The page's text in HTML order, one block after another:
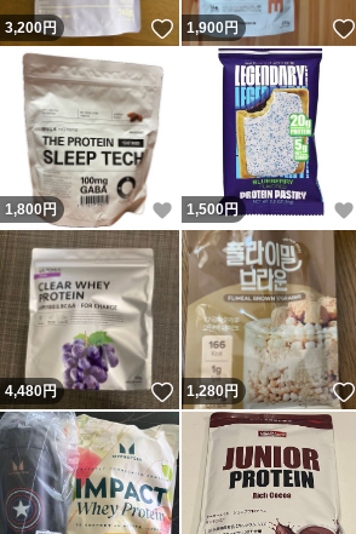
3,200円 いいね！
1,900円
1,800円 いいね！
1,500円
4,480円 いいね！
1,280円